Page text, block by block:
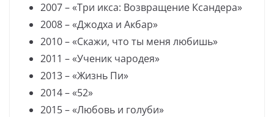
2007 – «Три икса: Возвращение Ксандера»
2008 – «Джодха и Акбар»
2010 – «Скажи, что ты меня любишь»
2011 – «Ученик чародея»
2013 – «Жизнь Пи»
2014 – «52»
2015 – «Любовь и голуби»